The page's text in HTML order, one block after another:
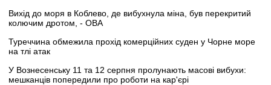
Вихід до моря в Коблево, де вибухнула міна, був перекритий
колючим дротом, - ОВА
Туреччина обмежила прохід комерційних суден у Чорне море
на тлі атак
У Вознесенську 11 та 12 серпня пролунають масові вибухи:
мешканців попередили про роботи на кар'єрі